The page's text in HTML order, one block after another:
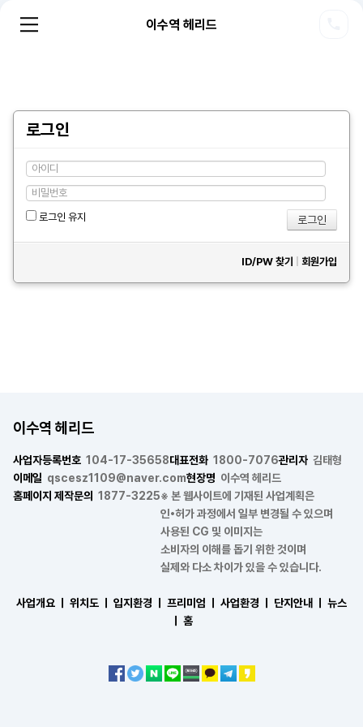
이수역 헤리드
로그인
로그인 유지
ID/PW 찾기 회원가입
이수역 헤리드
사업자등록번호 104-17-35658대표전화 1800-7076관리자 김태형
이메일 qscesz1109@naver.com현장명 이수역 헤리드
홈페이지 제작문의 1877-3225※ 본 웹사이트에 기재된 사업계획은
인•허가 과정에서 일부 변경될 수 있으며
사용된 CG 및 이미지는
소비자의 이해를 돕기 위한 것이며
실제와 다소 차이가 있을 수 있습니다.
사업개요 ㅣ 위치도 ㅣ 입지환경 ㅣ 프리미엄 ㅣ 사업환경 ㅣ 단지안내 ㅣ
뉴스
홈